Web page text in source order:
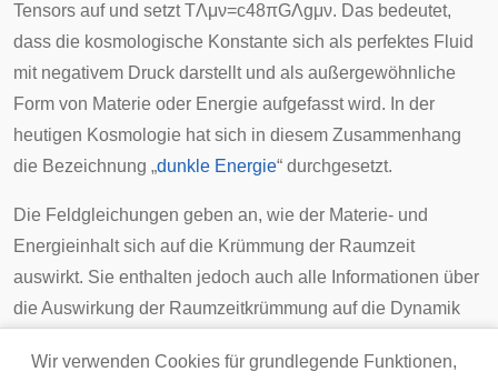
Wir verwenden Cookies für grundlegende Funktionen,
Tensors auf und setztTΛμν=c48πGΛgμν. Das bedeutet,
dass die kosmologische Konstante sich als perfektes Fluid
mit negativem Druck darstellt und als außergewöhnliche
Form von Materie oder Energie aufgefasst wird. In der
heutigen Kosmologie hat sich in diesem Zusammenhang
die Bezeichnung „dunkle Energie“ durchgesetzt.
Die Feldgleichungen geben an, wie der Materie- und
Energieinhalt sich auf die Krümmung der Raumzeit
auswirkt. Sie enthalten jedoch auch alle Informationen über
die Auswirkung der Raumzeitkrümmung auf die Dynamik
der Wechselwirkung. Dennoch verwendet man nicht direkt